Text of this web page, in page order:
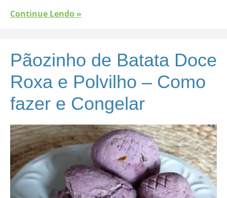
Continue Lendo »
Pãozinho de Batata Doce
Roxa e Polvilho – Como
fazer e Congelar